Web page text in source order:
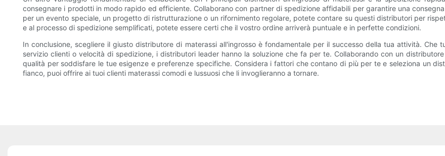
consegnare i prodotti in modo rapido ed efficiente. Collaborano con partner di spedizione affidabili per garantire una
per un evento speciale, un progetto di ristrutturazione o un rifornimento regolare, potete contare su questi distributori per
e al processo di spedizione semplificati, potete essere certi che il vostro ordine arriverà puntuale e in perfette condizioni.
In conclusione, scegliere il giusto distributore di materassi all'ingrosso è fondamentale per il successo della tua attività. Che
servizio clienti o velocità di spedizione, i distributori leader hanno la soluzione che fa per te. Collaborando con un
qualità per soddisfare le tue esigenze e preferenze specifiche. Considera i fattori che contano di più per te e seleziona un
fianco, puoi offrire ai tuoi clienti materassi comodi e lussuosi che li invoglieranno a tornare.